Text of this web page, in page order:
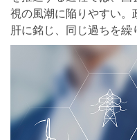
視の風潮に陥りやすい。
肝に銘じ、同じ過ちを繰